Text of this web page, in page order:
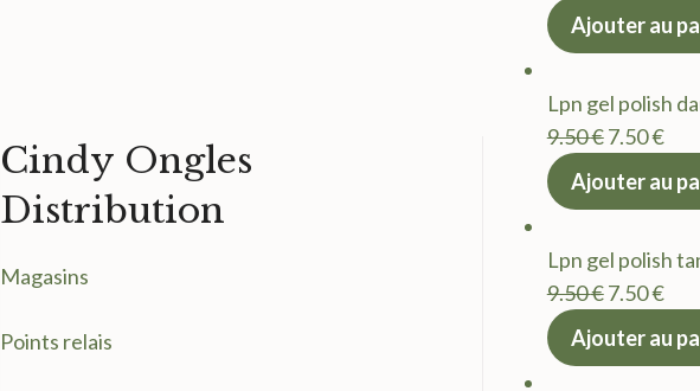
Cindy Ongles
Distribution
Magasins
Points relais
prix
9.50 €.
Ajouter au
Lpn gel polish
9.50€Le
prix
9.50 €.
7.50€Le
Ajouter au
Lpn gel polish
9.50€Le
prix
7.50€Le
Ajouter au